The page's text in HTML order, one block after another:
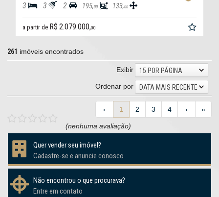
3 3 2 195,00 133,00
a partir de R$ 2.079.000,00
261 imóveis encontrados
Exibir
15 POR PÁGINA
Ordenar por
DATA MAIS RECENTE
‹ 1 2 3 4 › »
(nenhuma avaliação)
Quer vender seu imóvel?
Cadastre-se e anuncie conosco
Não encontrou o que procurava?
Entre em contato